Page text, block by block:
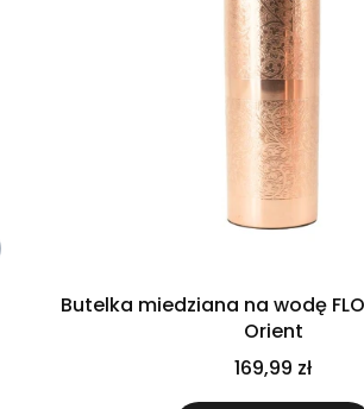
Butelka miedziana na wodę
Orient
169,99 zł